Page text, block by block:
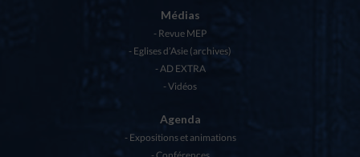
Médias
Revue MEP
Eglises d’Asie (archives)
AD EXTRA
Vidéos
Agenda
Expositions et animations